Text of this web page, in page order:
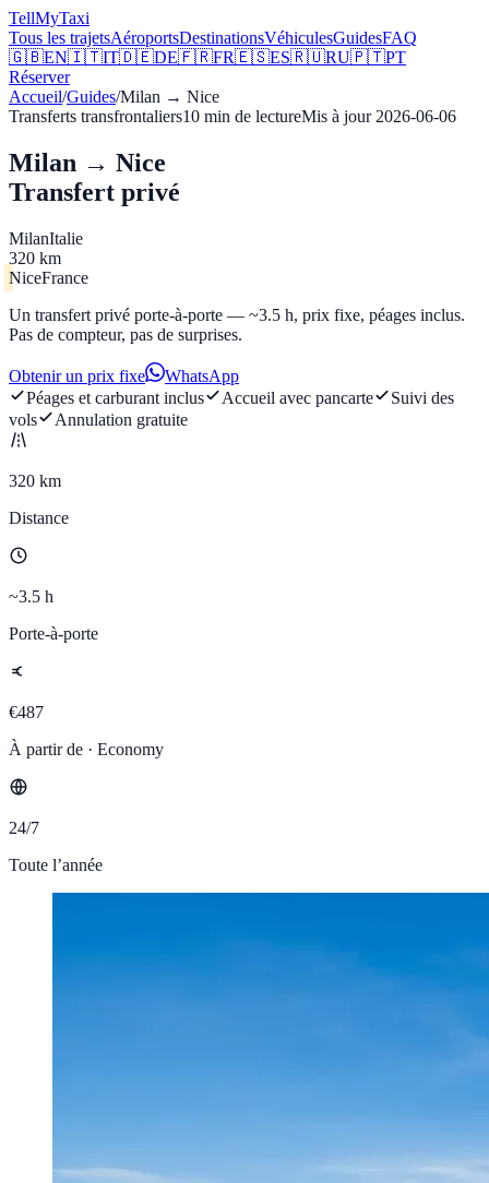
TellMyTaxi
Tous les trajetsAéroportsDestinationsVéhiculesGuidesFAQ
🇬🇧EN🇮🇹IT🇩🇪DE🇫🇷FR🇪🇸ES🇷🇺RU🇵🇹PT
Réserver
Accueil/Guides/Milan → Nice
Transferts transfrontaliers10 min de lectureMis à jour 2026-06-06
Milan → Nice
Transfert privé
MilanItalie
320 km
NiceFrance
Un transfert privé porte-à-porte — ~3.5 h, prix fixe, péages inclus.
Pas de compteur, pas de surprises.
Obtenir un prix fixe
WhatsApp
Péages et carburant inclus
Accueil avec pancarte
Suivi des
vols
Annulation gratuite
320 km
Distance
~3.5 h
Porte-à-porte
€487
À partir de · Economy
24/7
Toute l’année